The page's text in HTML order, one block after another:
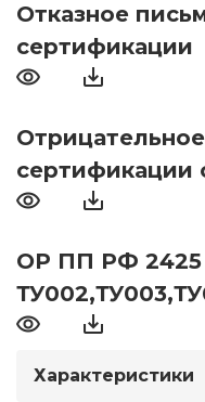
Отказное
сертификации
сертификации
ОР ПП РФ 2425
Характеристики